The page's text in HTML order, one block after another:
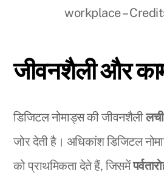
workplace –
जीवनशैली और
डिजिटल नोमाड्स की जीवनशैली
जोर देती है। अधिकांश डिजिटल
को प्राथमिकता देते हैं, जिसमें